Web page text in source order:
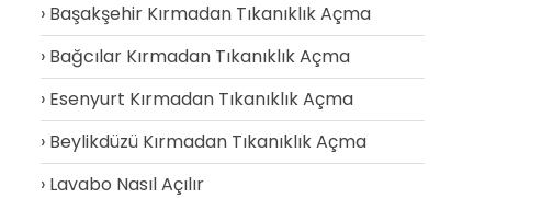
Başakşehir Kırmadan Tıkanıklık Açma
Bağcılar Kırmadan Tıkanıklık Açma
Esenyurt Kırmadan Tıkanıklık Açma
Beylikdüzü Kırmadan Tıkanıklık Açma
Lavabo Nasıl Açılır